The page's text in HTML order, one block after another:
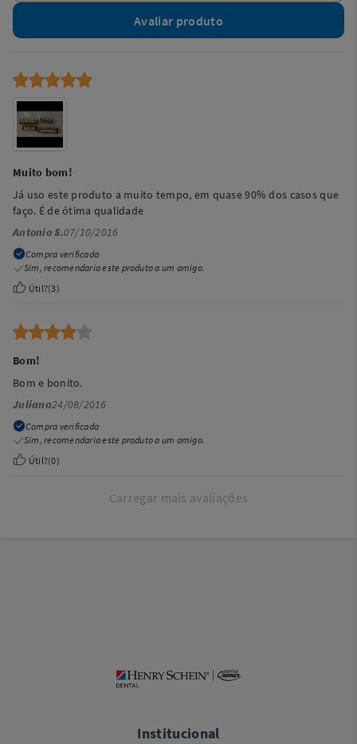
Avaliar produto
Muito bom!
Já uso este produto a muito tempo, em quase 90% dos casos que
faço. É de ótima qualidade
Antonio S.07/10/2016
Compra verificada
Sim, recomendaria este produto a um amigo.
Útil?(3)
Bom!
Bom e bonito.
Juliana24/08/2016
Compra verificada
Sim, recomendaria este produto a um amigo.
Útil?(0)
Carregar mais avaliações
Institucional